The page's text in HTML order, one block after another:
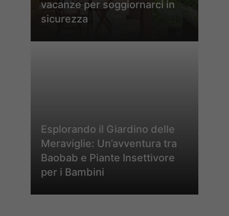
vacanze per soggiornarci in
sicurezza
Esplorando il Giardino delle
Meraviglie: Un’avventura tra
Baobab e Piante Insettivore
per i Bambini